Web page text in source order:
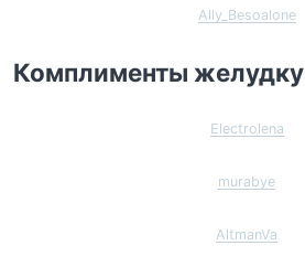
Ally_Besoalone
Комплименты желудку
Electrolena
murabye
AltmanVa